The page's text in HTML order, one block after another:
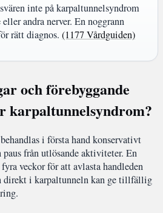
inte på karpaltunnelsyndrom
andra nerver. En noggrann
rätt diagnos. (1177 Vårdguiden)
och förebyggande
karpaltunnelsyndrom?
i första hand konservativt
från utlösande aktiviteter. En
veckor för att avlasta handleden
i karpaltunneln kan ge tillfällig